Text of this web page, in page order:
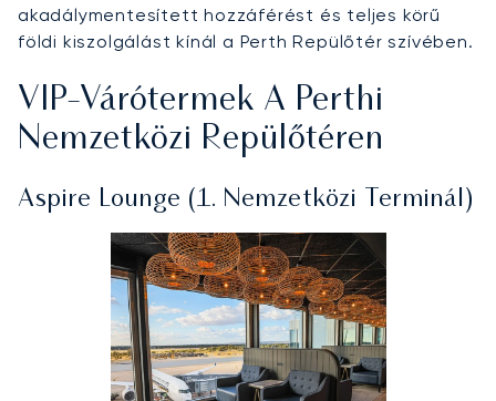
akadálymentesített hozzáférést és teljes körű
földi kiszolgálást kínál a Perth Repülőtér szívében.
VIP-Várótermek A Perthi
Nemzetközi Repülőtéren
Aspire Lounge (1. Nemzetközi Terminál)